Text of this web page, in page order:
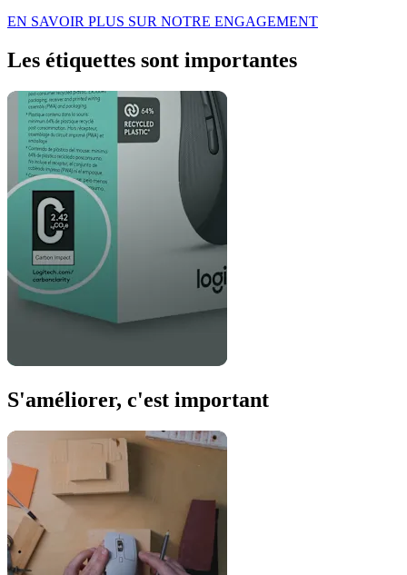
EN SAVOIR PLUS SUR NOTRE ENGAGEMENT
Les étiquettes sont importantes
S'améliorer, c'est important